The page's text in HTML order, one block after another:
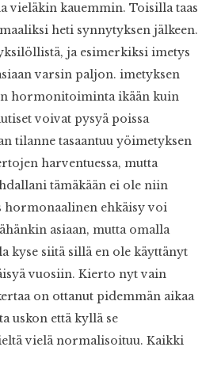
vieläkin kauemmin. Toisilla taas
heti synnytyksen jälkeen.
ja esimerkiksi imetys
varsin paljon. imetyksen
hormonitoiminta ikään kuin
voivat pysyä poissa
tilanne tasaantuu yöimetyksen
harventuessa, mutta
tämäkään ei ole niin
hormonaalinen ehkäisy voi
asiaan, mutta omalla
kyse siitä sillä en ole käyttänyt
vuosiin. Kierto nyt vain
on ottanut pidemmän aikaa
uskon että kyllä se
vielä normalisoituu. Kaikki